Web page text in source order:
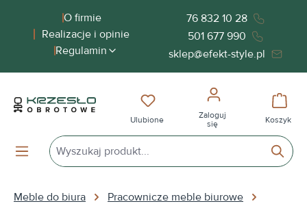
zawartościO firmie
Realizacje i opinie
Regulamin
76 832 10 28
501 677 990
sklep@efekt-style.pl
Masz 0 przedmioty na liście
Ulubione
Zaloguj
się
Koszyk
Meble do biura
Pracownicze meble biurowe